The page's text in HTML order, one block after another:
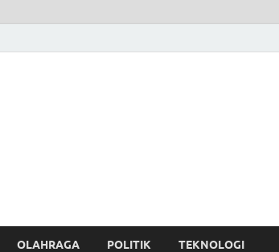
OLAHRAGA POLITIK TEKNOLOGI